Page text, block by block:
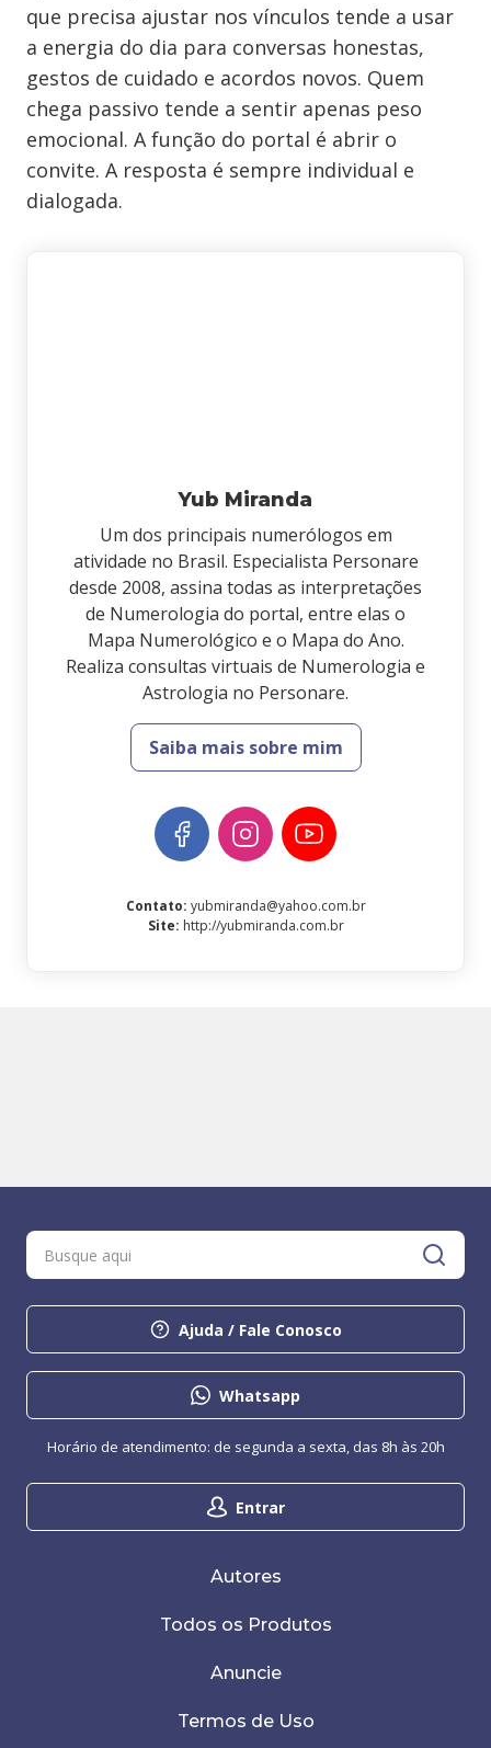
que precisa ajustar nos vínculos tende a usar
a energia do dia para conversas honestas,
gestos de cuidado e acordos novos. Quem
chega passivo tende a sentir apenas peso
emocional. A função do portal é abrir o
convite. A resposta é sempre individual e
dialogada.
Yub Miranda
Um dos principais numerólogos em
atividade no Brasil. Especialista Personare
desde 2008, assina todas as interpretações
de Numerologia do portal, entre elas o
Mapa Numerológico e o Mapa do Ano.
Realiza consultas virtuais de Numerologia e
Astrologia no Personare.
Saiba mais sobre mim
Contato: yubmiranda@yahoo.com.br
Site: http://yubmiranda.com.br
Ajuda / Fale Conosco
Whatsapp
Entrar
Horário de atendimento: de segunda a sexta, das 8h às 20h
Autores
Todos os Produtos
Anuncie
Termos de Uso